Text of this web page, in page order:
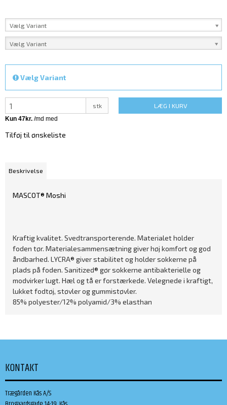
Vælg Variant
Vælg Variant
Vælg Variant
stk LÆG I KURV
Tilføj til ønskeliste
Beskrivelse
MASCOT® Moshi
Kraftig kvalitet. Svedtransporterende. Materialet holder
foden tør. Materialesammensætning giver høj komfort og god
åndbarhed. LYCRA® giver stabilitet og holder sokkerne på
plads på foden. Sanitized® gør sokkerne antibakterielle og
modvirker lugt. Hæl og tå er forstærkede. Velegnede i kraftigt,
lukket fodtøj, støvler og gummistøvler.
85% polyester/12% polyamid/3% elasthan
KONTAKT
Trægården Kås A/S